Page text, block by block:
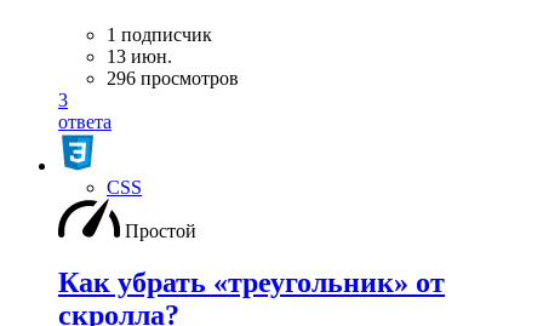
1 подписчик
13 июн.
296 просмотров
3
ответа
CSS
Простой
Как убрать «треугольник» от
скролла?